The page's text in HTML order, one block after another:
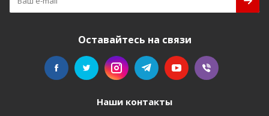
Оставайтесь на связи
Наши контакты